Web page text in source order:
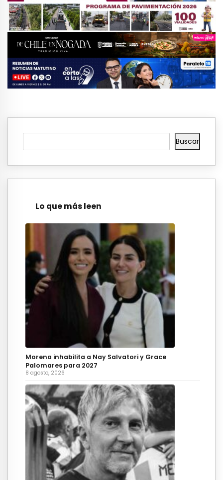
Buscar
Lo que más leen
Morena inhabilita a Nay Salvatori y Grace
Palomares para 2027
8 agosto, 2026